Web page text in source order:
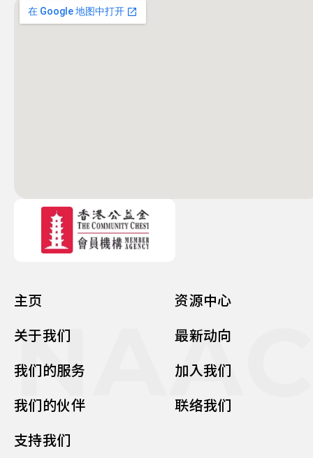
主页
关于我们
我们的服务
我们的伙伴
支持我们
资源中心
最新动向
加入我们
联络我们